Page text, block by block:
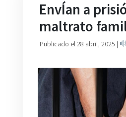
EnvÍan a
maltrato
Publicado el 28 abril, 2025 |